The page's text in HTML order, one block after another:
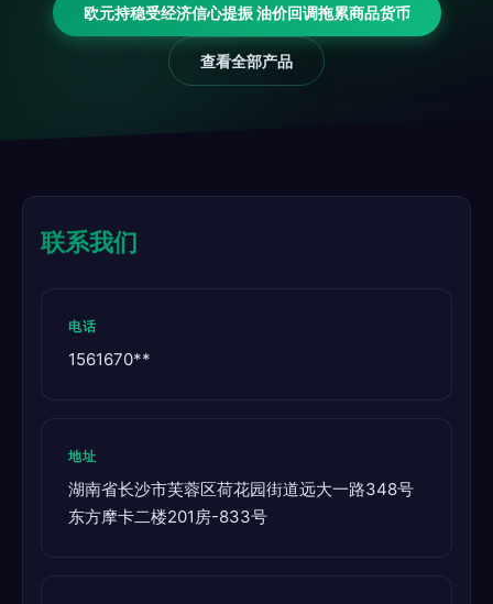
欧元持稳受经济信心提振 油价回调拖累商品货币
查看全部产品
联系我们
电话
1561670**
地址
湖南省长沙市芙蓉区荷花园街道远大一路348号
东方摩卡二楼201房-833号